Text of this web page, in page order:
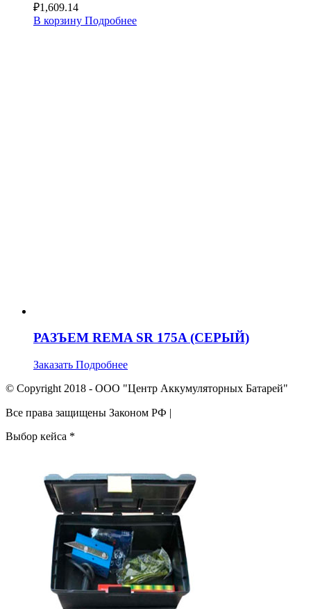
₽1,609.14
В корзину Подробнее
РАЗЪЕМ REMA SR 175A (СЕРЫЙ)
Заказать Подробнее
© Copyright 2018 - ООО "Центр Аккумуляторных Батарей"
Все права защищены Законом РФ |
Выбор кейса *